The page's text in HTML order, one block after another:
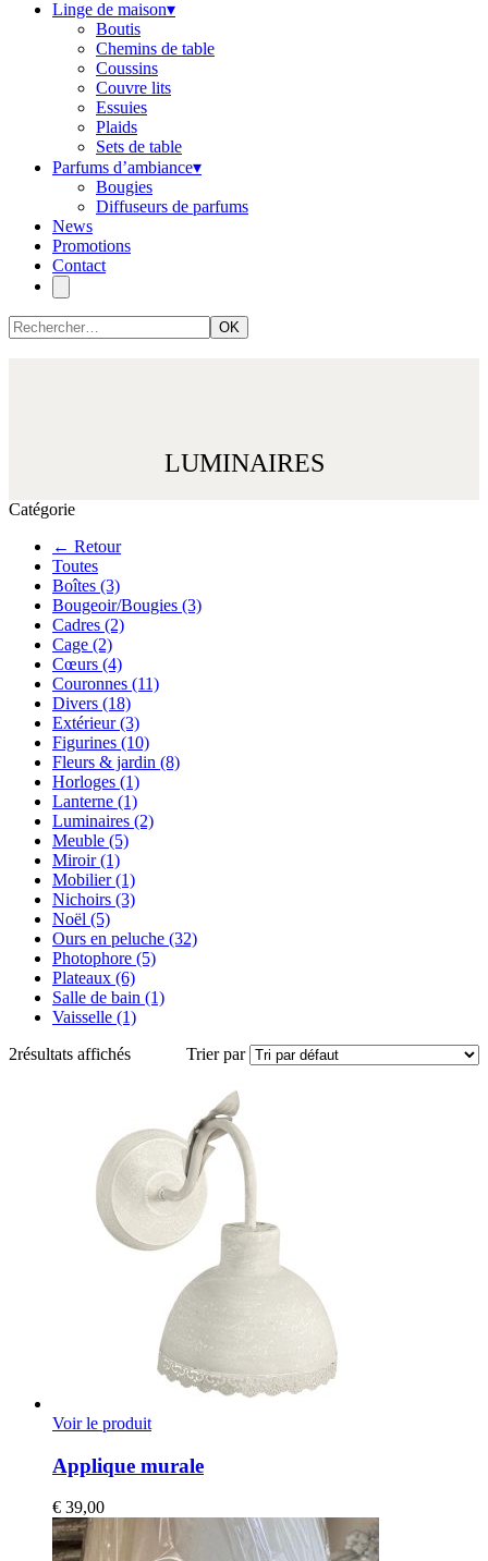
Linge de maison▾
Boutis
Chemins de table
Coussins
Couvre lits
Essuies
Plaids
Sets de table
Parfums d’ambiance▾
Bougies
Diffuseurs de parfums
News
Promotions
Contact
OK
LUMINAIRES
Catégorie
← Retour
Toutes
Boîtes (3)
Bougeoir/Bougies (3)
Cadres (2)
Cage (2)
Cœurs (4)
Couronnes (11)
Divers (18)
Extérieur(3)
Figurines (10)
Fleurs & jardin (8)
Horloges (1)
Lanterne (1)
Luminaires (2)
Meuble (5)
Miroir(1)
Mobilier(1)
Nichoirs (3)
Noël (5)
Ours en peluche (32)
Photophore (5)
Plateaux (6)
Salle de bain (1)
Vaisselle (1)
2résultats affichés Trier par
Voir le produit
Applique murale
€ 39,00